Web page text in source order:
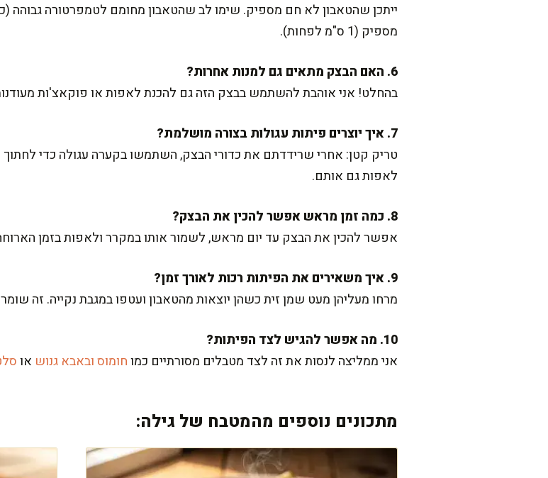
מספיק (1 ס"מ לפחות).
6. האם הבצק מתאים גם למנות אחרות?
בהחלט! אני אוהבת להשתמש בבצק הזה גם להכנת לאפות או פוקאצ'ות
7. איך יוצרים פיתות עגולות בצורה מושלמת?
טריק קטן: אחרי שרידדתם את כדורי הבצק, השתמשו בקערה עגולה כדי לחתוך
לאפות גם אותם.
8. כמה זמן מראש אפשר להכין את הבצק?
אפשר להכין את הבצק עד יום מראש, לשמור אותו במקרר ולאפות בזמן
9. איך משאירים את הפיתות רכות לאורך זמן?
מרחו מעליהן מעט שמן זית כשהן יוצאות מהטאבון ועטפו במגבת נקייה. זה שומר
10. מה אפשר להגיש לצד הפיתות?
אני ממליצה לנסות את זה לצד מטבלים מסורתיים כמוחומוס ובאבא גנוש או
מתכונים נוספים מהמטבח של גילה: